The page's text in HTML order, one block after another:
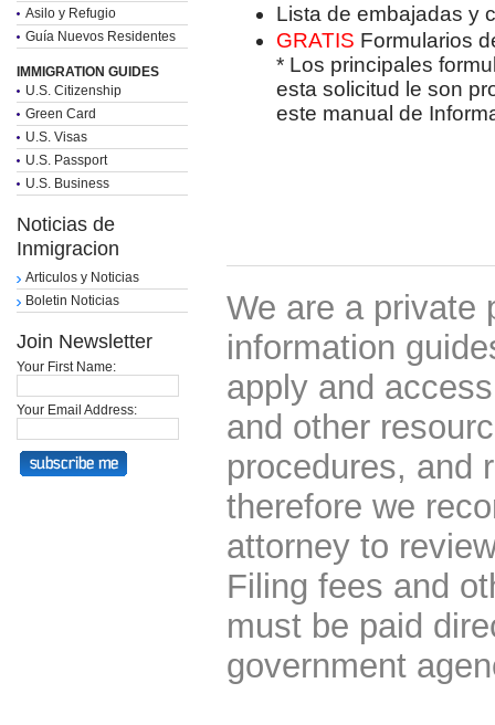
Asilo y Refugio
Guía Nuevos Residentes
IMMIGRATION GUIDES
U.S. Citizenship
Green Card
U.S. Visas
U.S. Passport
U.S. Business
Noticias de
Inmigracion
Articulos y Noticias
Boletin Noticias
Join Newsletter
Your First Name:
Your Email Address:
Lista de embajadas y
GRATIS Formularios
* Los principales
esta solicitud le son
este manual de
We are a private
information
apply and
and other
procedures, and
therefore we
attorney to
Filing fees and
must be paid
government